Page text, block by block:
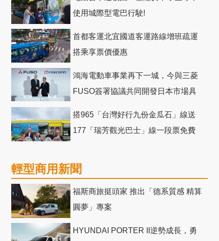
使用城際型電巴行駛!
首都客運北宜國道客運路線增班疏運
搭乘享票價優惠
鴻海電動車事業再下一城，今與三菱
FUSO簽署協議共同開發日本市場具
搭965「台灣好行九份金瓜石」線送
177「瑞芳觀光巴士」線一段票免費
輕型商用新聞
福斯商旅挺頭家 推出「德系質感 精算
圓夢」專案
HYUNDAI PORTER II逆勢成長，勇